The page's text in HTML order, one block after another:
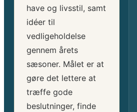
have og livsstil, samt
idéer til
vedligeholdelse
gennem årets
sæsoner. Målet er at
gøre det lettere at
træffe gode
beslutninger, finde